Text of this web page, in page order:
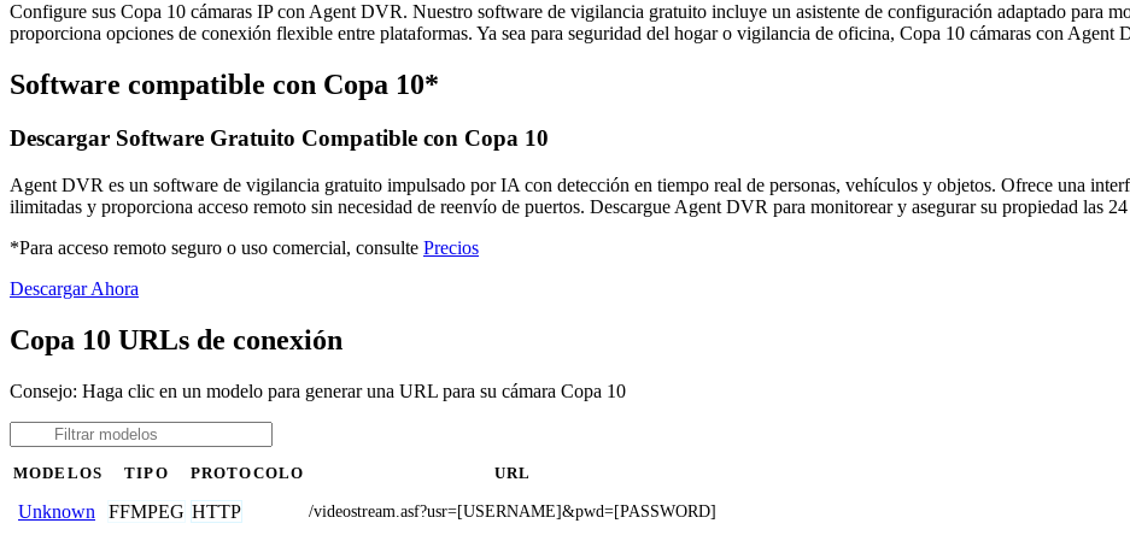
Configure sus Copa 10 cámaras IP con Agent DVR. Nuestro software de vigilancia gratuito incluye un asistente de configuración adaptado para
proporciona opciones de conexión flexible entre plataformas. Ya sea para seguridad del hogar o vigilancia de oficina, Copa 10 cámaras con
Software compatible con Copa 10*
Descargar Software Gratuito Compatible con Copa 10
Agent DVR es un software de vigilancia gratuito impulsado por IA con detección en tiempo real de personas, vehículos y objetos. Ofrece una
ilimitadas y proporciona acceso remoto sin necesidad de reenvío de puertos. Descargue Agent DVR para monitorear y asegurar su propiedad las 24
*Para acceso remoto seguro o uso comercial, consulte Precios
Descargar Ahora
Copa 10 URLs de conexión
Consejo: Haga clic en un modelo para generar una URL para su cámara Copa 10
MODELOS TIPO PROTOCOLO URL
Unknown FFMPEG HTTP /videostream.asf?usr=[USERNAME]&pwd=[PASSWORD]